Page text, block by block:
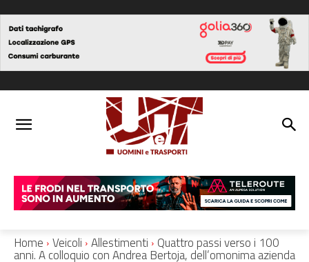
Home Veicoli Allestimenti Quattro passi verso i 100
anni. A colloquio con Andrea Bertoja, dell’omonima azienda